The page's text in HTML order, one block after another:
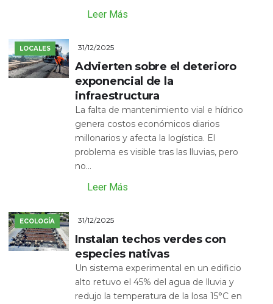
Leer Más
LOCALES 31/12/2025
Advierten sobre el deterioro
exponencial de la
infraestructura
La falta de mantenimiento vial e hídrico
genera costos económicos diarios
millonarios y afecta la logística. El
problema es visible tras las lluvias, pero
no...
Leer Más
ECOLOGÍA 31/12/2025
Instalan techos verdes con
especies nativas
Un sistema experimental en un edificio
alto retuvo el 45% del agua de lluvia y
redujo la temperatura de la losa 15°C en